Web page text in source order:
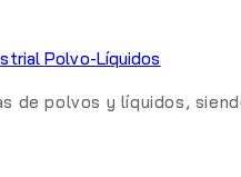
Polvo-Líquidos
de polvos y líquidos,